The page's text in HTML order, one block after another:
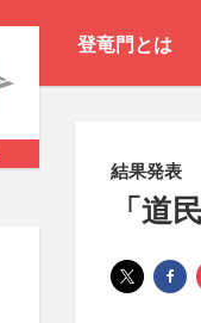
登竜門とは
結果発表
「道